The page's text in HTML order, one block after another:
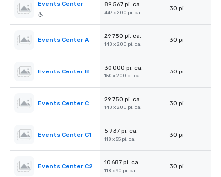
Events Center 89 567 pi. ca.
447 x 200 pi. ca.
30 pi.
Events Center A
29 750 pi. ca.
148 x 200 pi. ca.
30 pi.
Events Center B
30 000 pi. ca.
150 x 200 pi. ca.
30 pi.
Events Center C
29 750 pi. ca.
148 x 200 pi. ca.
30 pi.
Events Center C1
5 937 pi. ca.
118 x 55 pi. ca.
30 pi.
Events Center C2
10 687 pi. ca.
118 x 90 pi. ca.
30 pi.